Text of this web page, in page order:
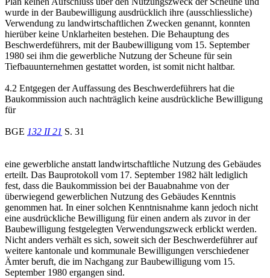
wurde in der Baubewilligung ausdrücklich ihre (ausschliessliche)
Verwendung zu landwirtschaftlichen Zwecken genannt, konnten
hierüber keine Unklarheiten bestehen. Die Behauptung des
Beschwerdeführers, mit der Baubewilligung vom 15. September
1980 sei ihm die gewerbliche Nutzung der Scheune für sein
Tiefbauunternehmen gestattet worden, ist somit nicht haltbar.
4.2 Entgegen der Auffassung des Beschwerdeführers hat die
Baukommission auch nachträglich keine ausdrückliche Bewilligung
für
BGE 132 II 21 S. 31
eine gewerbliche anstatt landwirtschaftliche Nutzung des Gebäudes
erteilt. Das Bauprotokoll vom 17. September 1982 hält lediglich
fest, dass die Baukommission bei der Bauabnahme von der
überwiegend gewerblichen Nutzung des Gebäudes Kenntnis
genommen hat. In einer solchen Kenntnisnahme kann jedoch nicht
eine ausdrückliche Bewilligung für einen andern als zuvor in der
Baubewilligung festgelegten Verwendungszweck erblickt werden.
Nicht anders verhält es sich, soweit sich der Beschwerdeführer auf
weitere kantonale und kommunale Bewilligungen verschiedener
Ämter beruft, die im Nachgang zur Baubewilligung vom 15.
September 1980 ergangen sind.